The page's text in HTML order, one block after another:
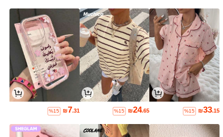
₪33.15
%15
₪24.65
%15
₪7.31
%15